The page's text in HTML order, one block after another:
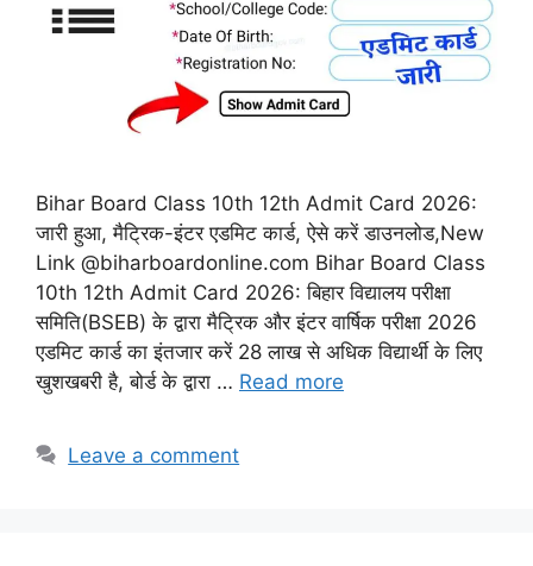
Bihar Board Class 10th 12th Admit Card 2026:
जारी हुआ, मैट्रिक-इंटर एडमिट कार्ड, ऐसे करें डाउनलोड,New
Link @biharboardonline.com Bihar Board Class
10th 12th Admit Card 2026: बिहार विद्यालय परीक्षा
समिति(BSEB) के द्वारा मैट्रिक और इंटर वार्षिक परीक्षा 2026
एडमिट कार्ड का इंतजार करें 28 लाख से अधिक विद्यार्थी के लिए
खुशखबरी है, बोर्ड के द्वारा … Read more
Leave a comment